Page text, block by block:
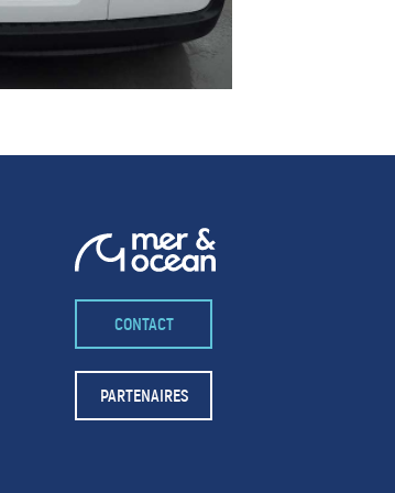
CONTACT
PARTENAIRES